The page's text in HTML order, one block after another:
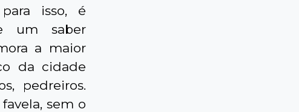
isso, é
um saber
a maior
da cidade
pedreiros.
sem o